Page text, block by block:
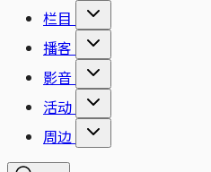
栏目
播客
影音
活动
周边